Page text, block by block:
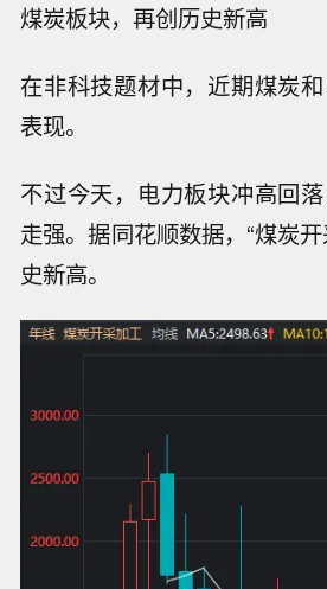
煤炭板块，再创历史新高
在非科技题材中，近期煤炭
表现。
不过今天，电力板块冲高回落
走强。据同花顺数据，“煤炭
史新高。